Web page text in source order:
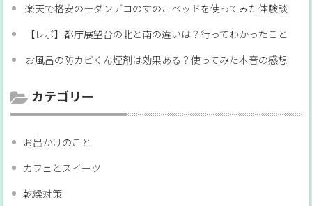
楽天で格安のモダンデコのすのこベッドを使ってみた体験談
【レポ】都庁展望台の北と南の違いは？行ってわかったこと
お風呂の防カビくん煙剤は効果ある？使ってみた本音の感想
カテゴリー
お出かけのこと
カフェとスイーツ
乾燥対策